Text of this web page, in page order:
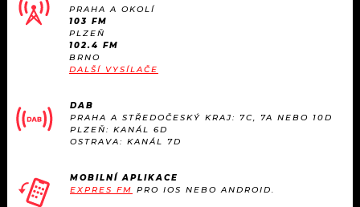
PRAHA A OKOLÍ
103 FM
PLZEŇ
102.4 FM
BRNO
DALŠÍ VYSÍLAČE
DAB
PRAHA A STŘEDOČESKÝ KRAJ: 7C, 7A NEBO 10D
PLZEŇ: KANÁL 6D
OSTRAVA: KANÁL 7D
MOBILNÍ APLIKACE
EXPRES FM PRO IOS NEBO ANDROID.